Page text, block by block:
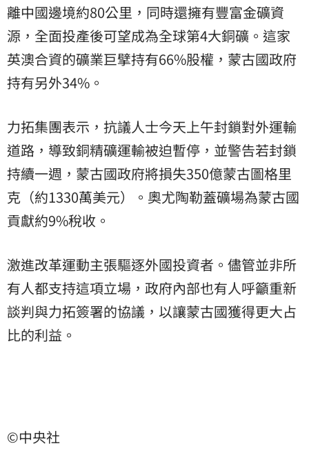
離中國邊境約80公里，同時還擁有豐富金礦資
源，全面投產後可望成為全球第4大銅礦。這家
英澳合資的礦業巨擘持有66%股權，蒙古國政府
持有另外34%。
力拓集團表示，抗議人士今天上午封鎖對外運輸
道路，導致銅精礦運輸被迫暫停，並警告若封鎖
持續一週，蒙古國政府將損失350億蒙古圖格里
克（約1330萬美元）。奧尤陶勒蓋礦場為蒙古國
貢獻約9%稅收。
激進改革運動主張驅逐外國投資者。儘管並非所
有人都支持這項立場，政府內部也有人呼籲重新
談判與力拓簽署的協議，以讓蒙古國獲得更大占
比的利益。
©中央社